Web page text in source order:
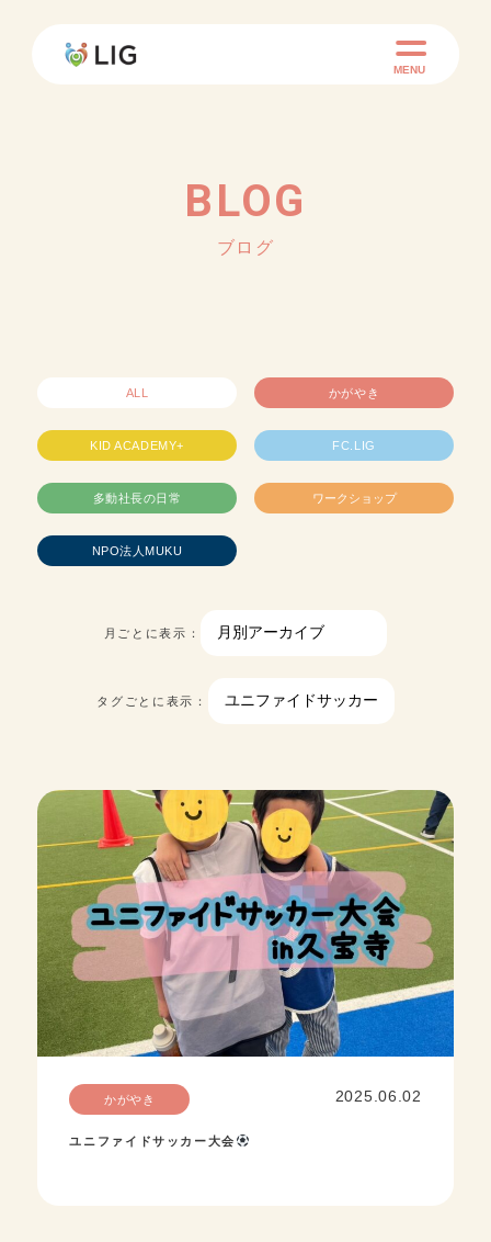
MENU
BLOG
ブログ
ALL かがやき
KID ACADEMY+ FC.LIG
多動社長の日常 ワークショップ
NPO法人MUKU
月ごとに表示：
タグごとに表示：
かがやき 2025.06.02
ユニファイドサッカー大会